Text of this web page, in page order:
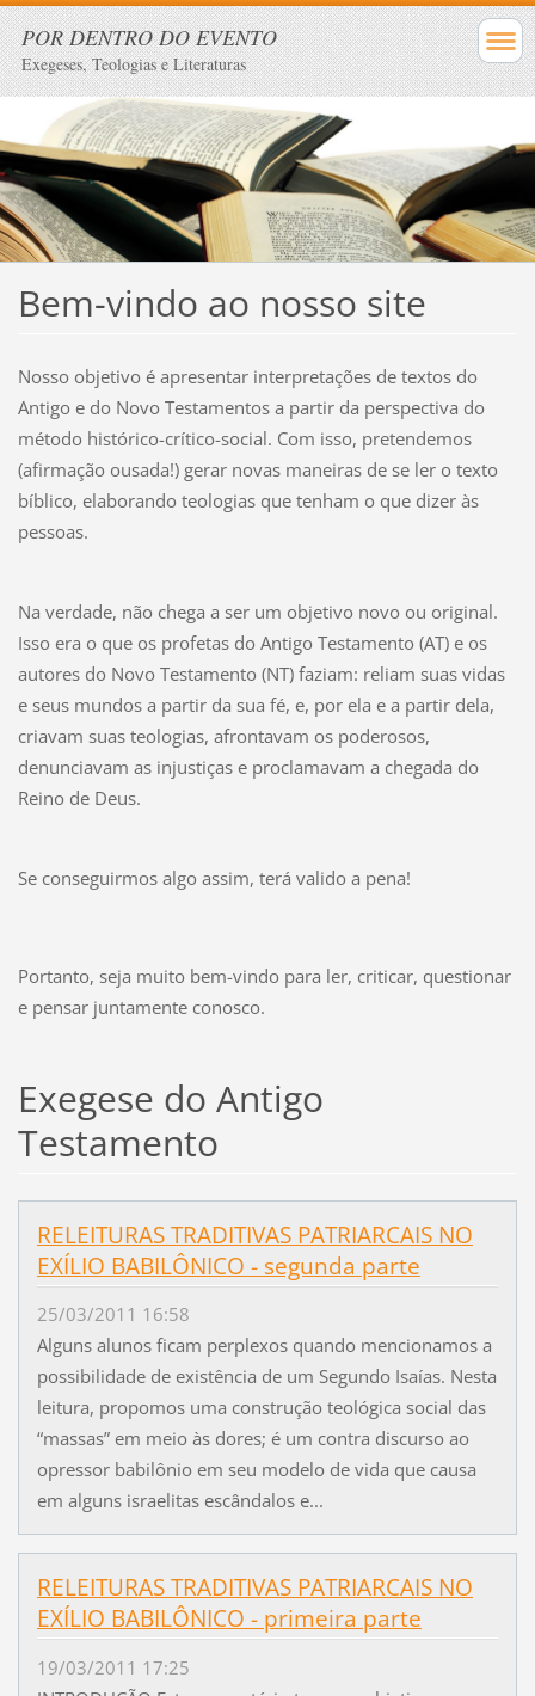
POR DENTRO DO EVENTO
Exegeses, Teologias e Literaturas
Bem-vindo ao nosso site
Nosso objetivo é apresentar interpretações de textos do
Antigo e do Novo Testamentos a partir da perspectiva do
método histórico-crítico-social. Com isso, pretendemos
(afirmação ousada!) gerar novas maneiras de se ler o texto
bíblico, elaborando teologias que tenham o que dizer às
pessoas.
Na verdade, não chega a ser um objetivo novo ou original.
Isso era o que os profetas do Antigo Testamento (AT) e os
autores do Novo Testamento (NT) faziam: reliam suas vidas
e seus mundos a partir da sua fé, e, por ela e a partir dela,
criavam suas teologias, afrontavam os poderosos,
denunciavam as injustiças e proclamavam a chegada do
Reino de Deus.
Se conseguirmos algo assim, terá valido a pena!
Portanto, seja muito bem-vindo para ler, criticar, questionar
e pensar juntamente conosco.
Exegese do Antigo
Testamento
RELEITURAS TRADITIVAS PATRIARCAIS NO
EXÍLIO BABILÔNICO - segunda parte
25/03/2011 16:58
Alguns alunos ficam perplexos quando mencionamos a
possibilidade de existência de um Segundo Isaías. Nesta
leitura, propomos uma construção teológica social das
“massas” em meio às dores; é um contra discurso ao
opressor babilônio em seu modelo de vida que causa
em alguns israelitas escândalos e...
RELEITURAS TRADITIVAS PATRIARCAIS NO
EXÍLIO BABILÔNICO - primeira parte
19/03/2011 17:25